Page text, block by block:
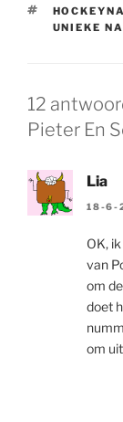
TAGS
UNIEKE
12
Pieter En
Lia
18-6-
OK,
van
om
doet
om